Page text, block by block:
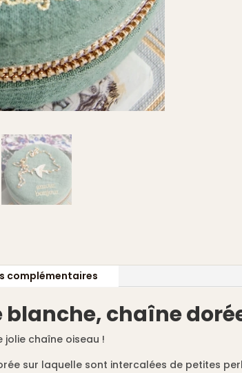
complémentaires
blanche, chaîne
chaîne oiseau !
sur laquelle sont intercalées de petites